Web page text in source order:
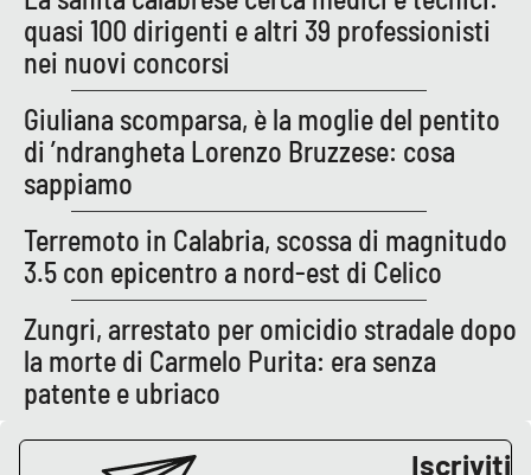
Crotone
Vibo Valentia
Reggio Calabria
Cosenza
Lamezia Terme
PROGETTI
SPECIALI
Buona Sanità Calabria
quasi 100 dirigenti e altri 39 professionisti
nei nuovi concorsi
Giuliana scomparsa, è la moglie del pentito
di ’ndrangheta Lorenzo Bruzzese: cosa
sappiamo
Terremoto in Calabria, scossa di magnitudo
3.5 con epicentro a nord-est di Celico
Zungri, arrestato per omicidio stradale dopo
la morte di Carmelo Purita: era senza
patente e ubriaco
Iscriviti